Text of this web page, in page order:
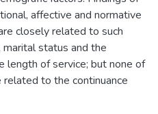
affective and normative
closely related to such
status and the
length of service; but none of
to the continuance